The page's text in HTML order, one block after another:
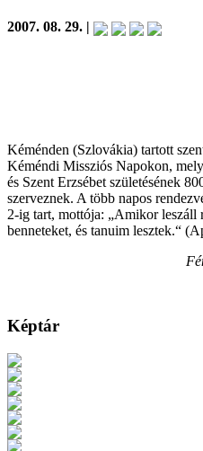
2007. 08. 29. |
Kéménden (Szlovákia) tartott
Kéméndi Missziós Napokon,
és Szent Erzsébet születésének
szerveznek. A több napos
2-ig tart, mottója: „Amikor leszáll
benneteket, és tanuim lesztek.“
Képtár